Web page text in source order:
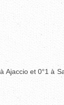
Ajaccio et 0°1 à